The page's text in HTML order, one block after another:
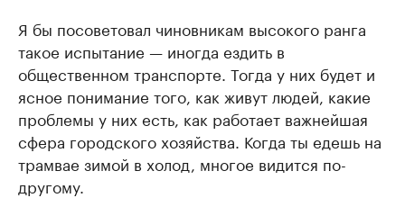
Я бы посоветовал чиновникам высокого ранга
такое испытание — иногда ездить в
общественном транспорте. Тогда у них будет и
ясное понимание того, как живут людей, какие
проблемы у них есть, как работает важнейшая
сфера городского хозяйства. Когда ты едешь на
трамвае зимой в холод, многое видится по-
другому.